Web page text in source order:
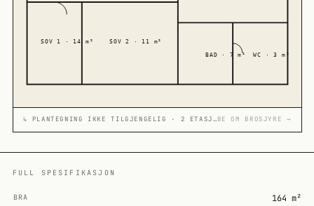
BAD · 7 m² WC · 3 m²
SOV 1 · 14 m² SOV 2 · 11 m²
↳ PLANTEGNING IKKE TILGJENGELIG · 2 ETASJERBE OM BROSJYRE →
FULL SPESIFIKASJON
BRA 164 m²